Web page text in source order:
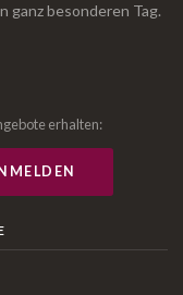
ganz besonderen Tag.
erhalten: